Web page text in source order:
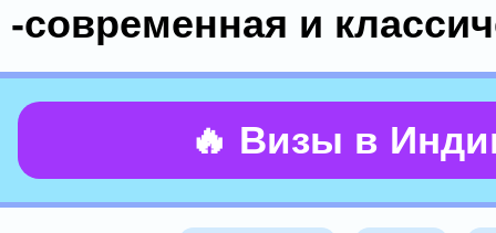
-современная и
🔥 Визы в